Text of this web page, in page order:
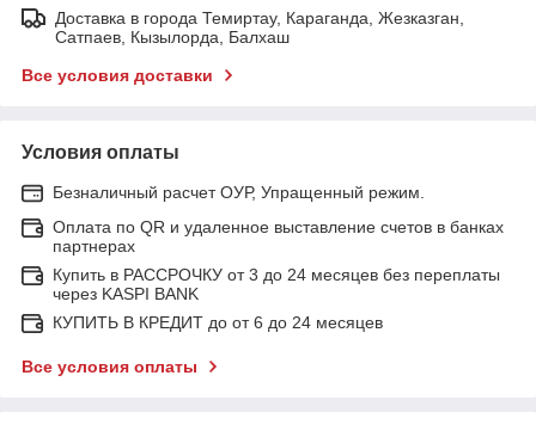
Доставка в города Темиртау, Караганда, Жезказган,
Сатпаев, Кызылорда, Балхаш
Все условия доставки
Условия оплаты
Безналичный расчет ОУР, Упращенный режим.
Оплата по QR и удаленное выставление счетов в банках
партнерах
Купить в РАССРОЧКУ от 3 до 24 месяцев без переплаты
через KASPI BANK
КУПИТЬ В КРЕДИТ до от 6 до 24 месяцев
Все условия оплаты